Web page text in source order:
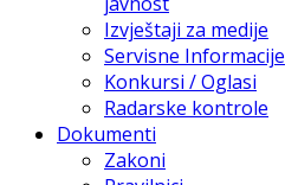
Izvještaji za medije
Servisne Informacije
Konkursi / Oglasi
Radarske kontrole
Dokumenti
Zakoni